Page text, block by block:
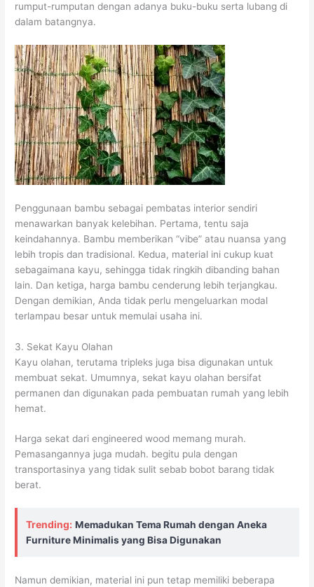
rumput-rumputan dengan adanya buku-buku serta lubang di
dalam batangnya.
Penggunaan bambu sebagai pembatas interior sendiri
menawarkan banyak kelebihan. Pertama, tentu saja
keindahannya. Bambu memberikan “vibe” atau nuansa yang
lebih tropis dan tradisional. Kedua, material ini cukup kuat
sebagaimana kayu, sehingga tidak ringkih dibanding bahan
lain. Dan ketiga, harga bambu cenderung lebih terjangkau.
Dengan demikian, Anda tidak perlu mengeluarkan modal
terlampau besar untuk memulai usaha ini.
3. Sekat Kayu Olahan
Kayu olahan, terutama tripleks juga bisa digunakan untuk
membuat sekat. Umumnya, sekat kayu olahan bersifat
permanen dan digunakan pada pembuatan rumah yang lebih
hemat.
Harga sekat dari engineered wood memang murah.
Pemasangannya juga mudah. begitu pula dengan
transportasinya yang tidak sulit sebab bobot barang tidak
berat.
Trending: Memadukan Tema Rumah dengan Aneka
Furniture Minimalis yang Bisa Digunakan
Namun demikian, material ini pun tetap memiliki beberapa